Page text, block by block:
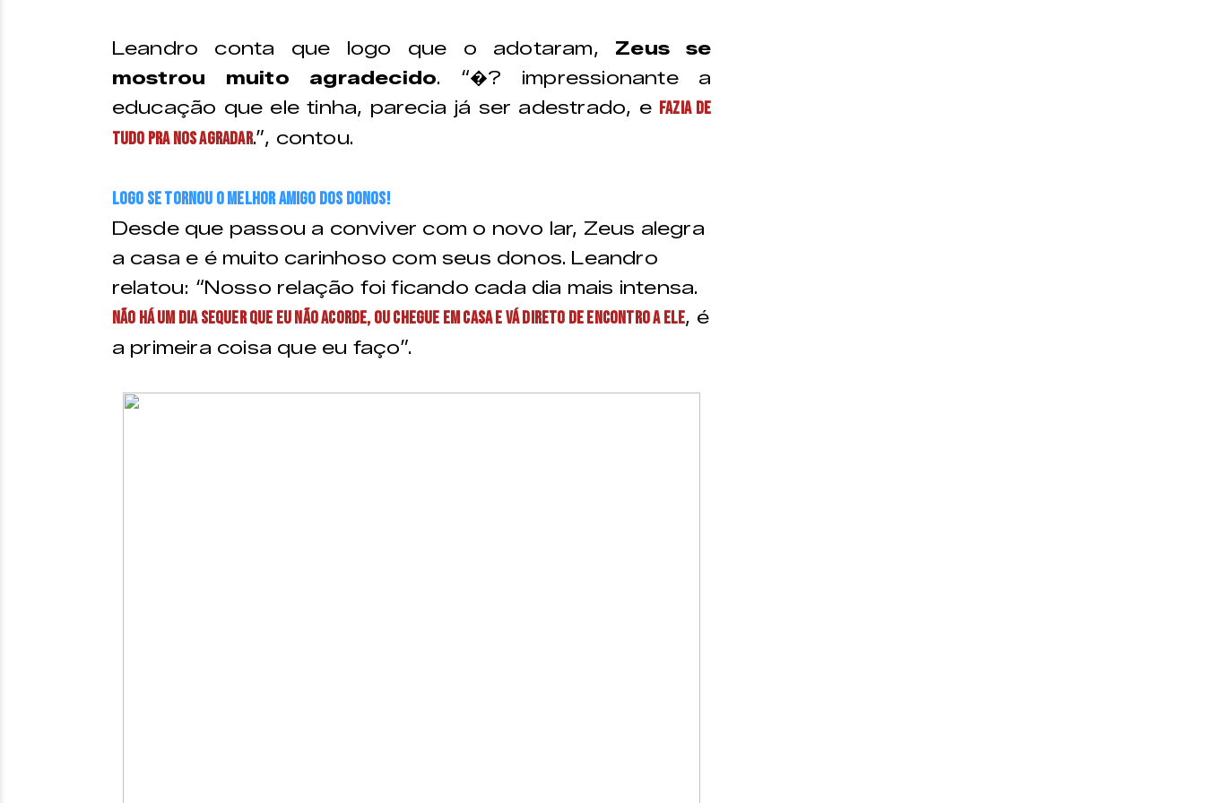
Leandro conta que logo que o adotaram, Zeus se
mostrou muito agradecido. “�? impressionante a
educação que ele tinha, parecia já ser adestrado, e fazia de
tudo pra nos agradar.”, contou.
Logo se tornou o melhor amigo dos donos!
Desde que passou a conviver com o novo lar, Zeus alegra
a casa e é muito carinhoso com seus donos. Leandro
relatou: “Nosso relação foi ficando cada dia mais intensa.
Não há um dia sequer que eu não acorde, ou chegue em casa e vá direto de encontro a ele, é
a primeira coisa que eu faço”.